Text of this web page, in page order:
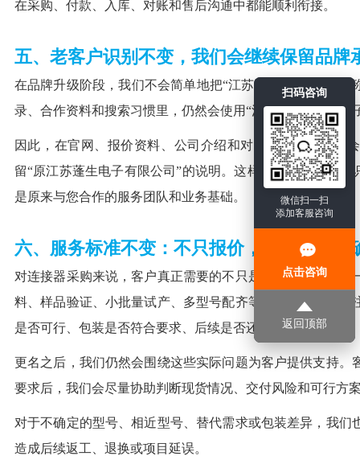
扫码咨询
微信扫一扫
添加客服咨询
点击咨询
返回顶部
在采购、付款、入库、对账和售后沟通中都能顺利衔接。
五、老客户识别不变，我们会继续保留品牌
在品牌升级阶段，我们不会简单地把“江苏蓬生电子”这个
录、合作资料和搜索习惯里，仍然会使用“江苏蓬生”“蓬生电
因此，在官网、报价资料、公司介绍和对外沟通中，我们
留“原江苏蓬生电子有限公司”的说明。这样既能让新客户
是原来与您合作的服务团队和业务基础。
六、服务标准不变：不只报价，更重视交付
对连接器采购来说，客户真正需要的不只是一个价格，而
料、样品验证、小批量试产、多型号配齐等情况，客户更
是否可行、包装是否符合要求、后续是否还能继续供货。
更名之后，我们仍然会围绕这些实际问题为客户提供支持
要求后，我们会尽量协助判断现货情况、交付风险和可行方
对于不确定的型号、相近型号、替代需求或包装差异，我
造成后续返工、退换或项目延误。